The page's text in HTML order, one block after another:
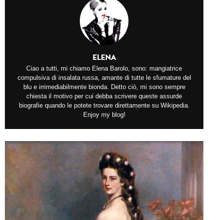
ELENA
Ciao a tutti, mi chiamo Elena Barolo, sono: mangiatrice
compulsiva di insalata russa, amante di tutte le sfumature del
blu e irrimediabilmente bionda. Detto ciò, mi sono sempre
chiesta il motivo per cui debba scrivere queste assurde
biografie quando le potete trovare direttamente su Wikipedia.
Enjoy my blog!